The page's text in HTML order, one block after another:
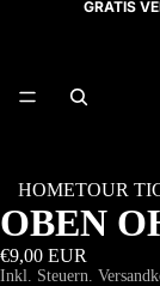
GRATIS
HOMETOUR
OBEN
€9,00 EUR
Inkl. Steuern.